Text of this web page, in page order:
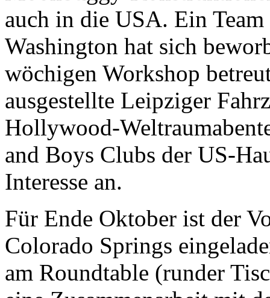
auch in die USA. Ein
Washington hat sich
wöchigen Workshop
ausgestellte Leipziger
Hollywood-
and Boys Clubs der US-
Interesse an.
Für Ende Oktober ist der
Colorado Springs
am Roundtable (runder